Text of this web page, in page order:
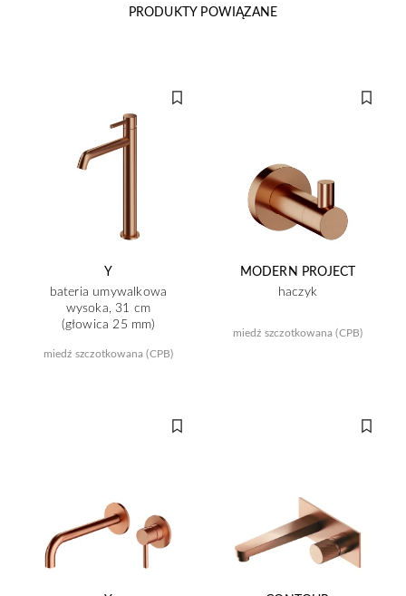
PRODUKTY POWIĄZANE
Y
bateria umywalkowa
wysoka, 31 cm
(głowica 25 mm)
miedź szczotkowana (CPB)
MODERN PROJECT
haczyk
miedź szczotkowana (CPB)